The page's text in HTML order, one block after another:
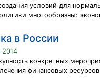
условий для
многообразны:
в России
2014
конкретных
финансовых